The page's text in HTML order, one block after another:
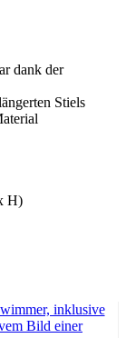
dank der
Stiels
H)
und
eine